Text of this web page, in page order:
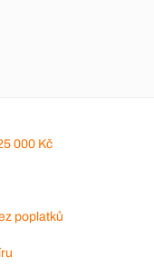
000 Kč
poplatků